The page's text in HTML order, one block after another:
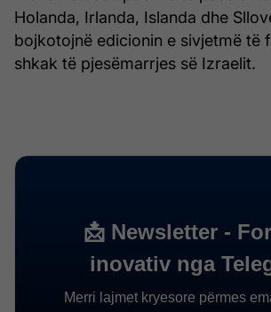
Holanda, Irlanda, Islanda dhe
bojkotojnë edicionin e sivjetmë të
shkak të pjesëmarrjes së Izraelit.